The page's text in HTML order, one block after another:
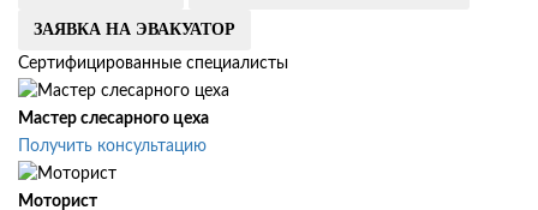
ЗАЯВКА НА ЭВАКУАТОР
Сертифицированные специалисты
Мастер слесарного цеха
Получить консультацию
Моторист